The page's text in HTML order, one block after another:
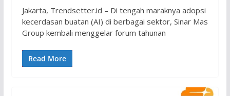
Jakarta, Trendsetter.id – Di tengah maraknya adopsi
kecerdasan buatan (AI) di berbagai sektor, Sinar Mas
Group kembali menggelar forum tahunan
Read More